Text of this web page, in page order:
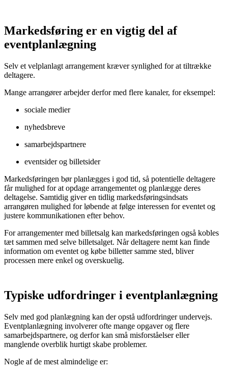
Markedsføring er en vigtig del af
eventplanlægning
Selv et velplanlagt arrangement kræver synlighed for at tiltrække
deltagere.
Mange arrangører arbejder derfor med flere kanaler, for eksempel:
sociale medier
nyhedsbreve
samarbejdspartnere
eventsider og billetsider
Markedsføringen bør planlægges i god tid, så potentielle deltagere
får mulighed for at opdage arrangementet og planlægge deres
deltagelse. Samtidig giver en tidlig markedsføringsindsats
arrangøren mulighed for løbende at følge interessen for eventet og
justere kommunikationen efter behov.
For arrangementer med billetsalg kan markedsføringen også kobles
tæt sammen med selve billetsalget. Når deltagere nemt kan finde
information om eventet og købe billetter samme sted, bliver
processen mere enkel og overskuelig.
Typiske udfordringer i eventplanlægning
Selv med god planlægning kan der opstå udfordringer undervejs.
Eventplanlægning involverer ofte mange opgaver og flere
samarbejdspartnere, og derfor kan små misforståelser eller
manglende overblik hurtigt skabe problemer.
Nogle af de mest almindelige er: